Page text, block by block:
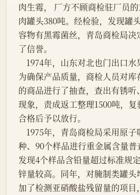
肉生霉， 厂方不顾商检驻厂员
肉罐头380吨。经检验，发现罐
容物有黑霉菌丝，青岛商检局决
了信誉。
为确保产品质量，商检人员对库
的商品进行了抽查，查出有锈听
现象，责成返工整理1500吨，复
合格后予以放行。
种、90个样品进行重金属含量普
发现4个样品含铅量超过标准规
锌量较高。同年，对腌制类罐头
加了检测亚硝酸盐残留量的项目